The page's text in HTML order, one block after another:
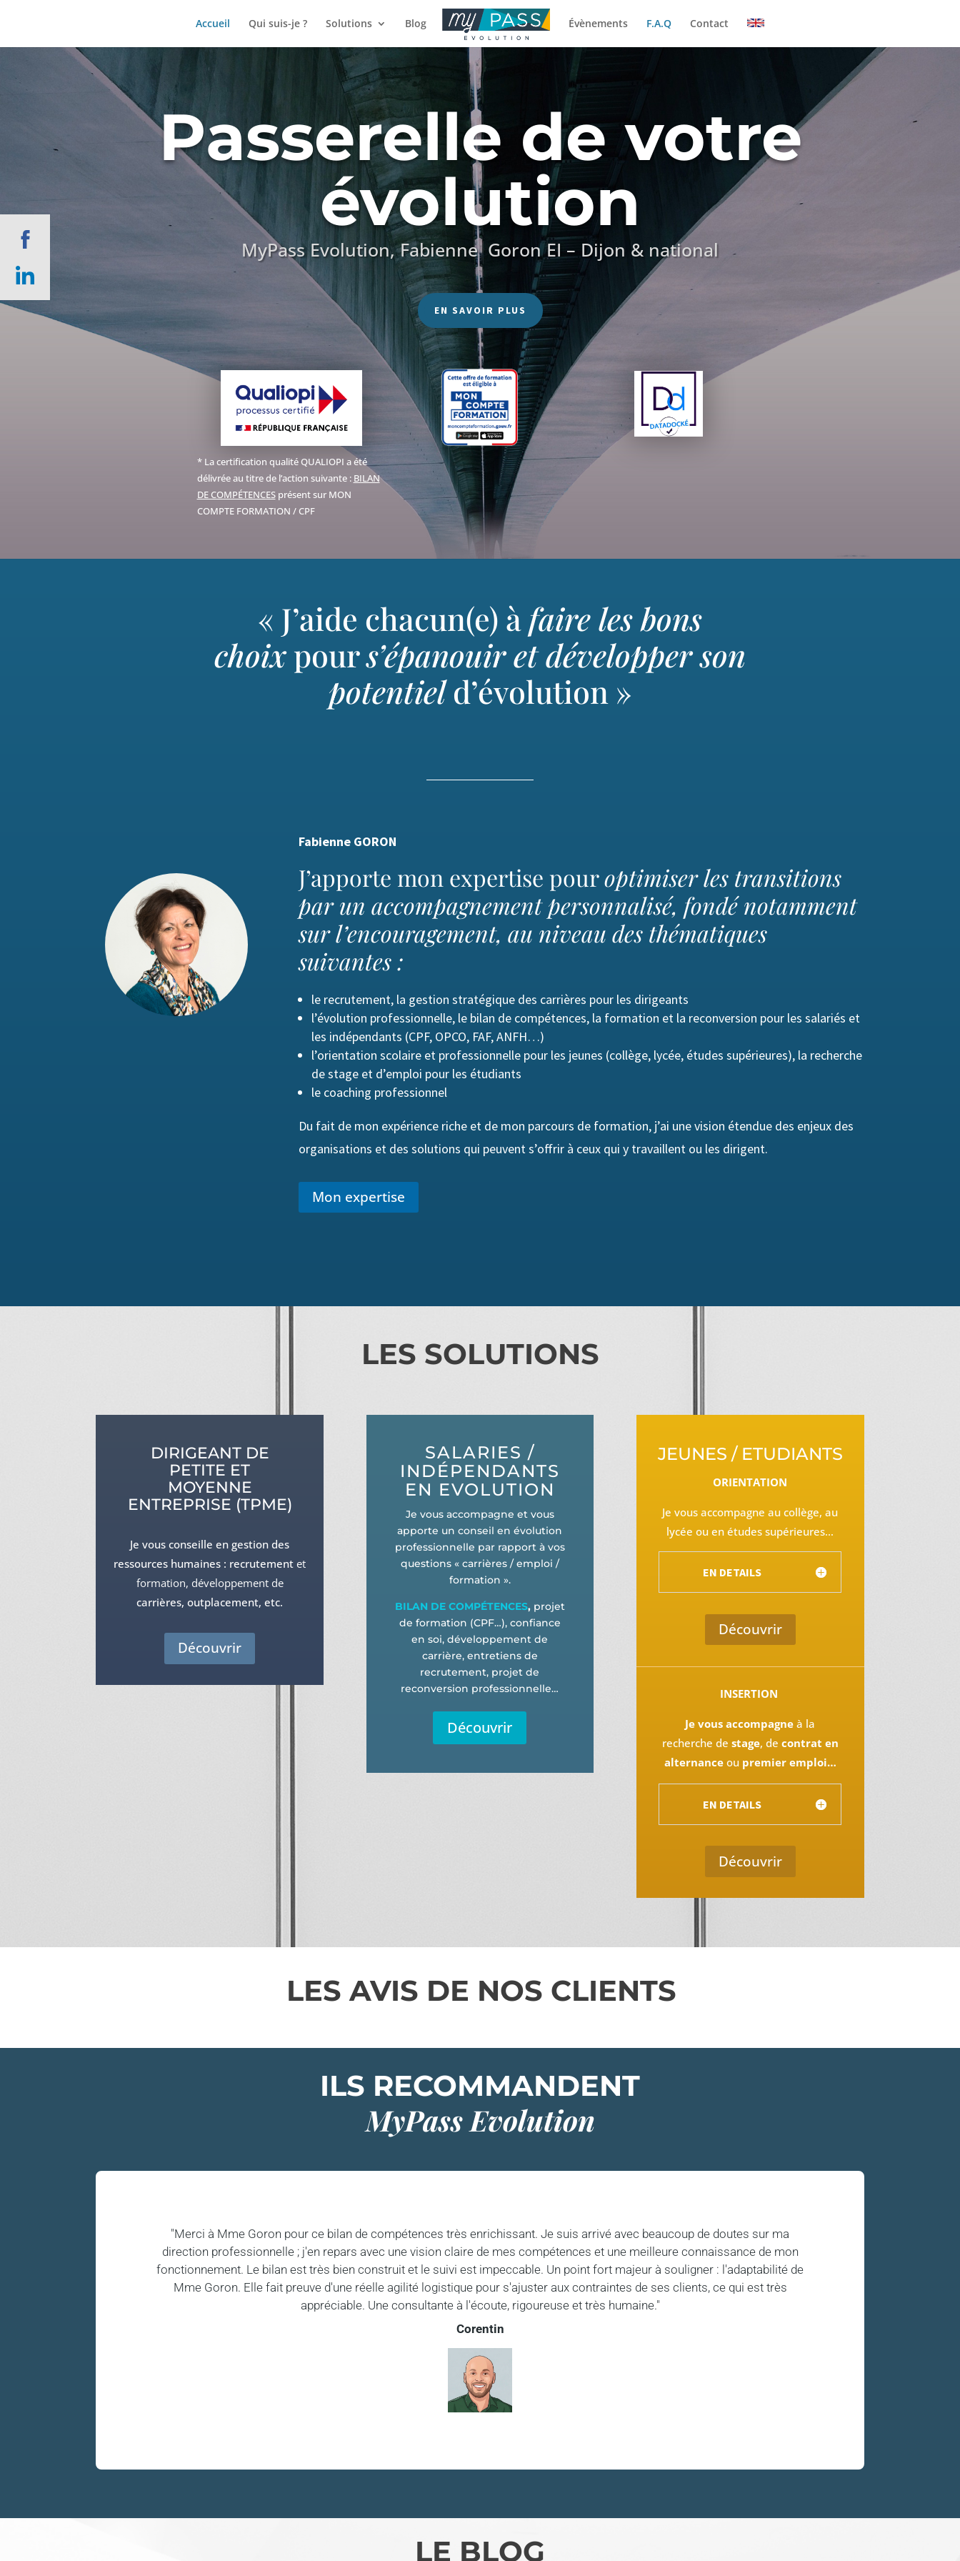
Accueil Qui suis-je ? Solutions Blog Évènements F.A.Q Contact
Passerelle de votre
évolution
MyPass Evolution, Fabienne Goron EI – Dijon & national
EN SAVOIR PLUS
* La certification qualité QUALIOPI a été
délivrée au titre de l’action suivante : BILAN
DE COMPÉTENCESprésent sur MON
COMPTE FORMATION / CPF
« J’aide chacun(e) à faire les bons
choixpours’épanouir et développer son
potentield’évolution »
Fabienne GORON
J’apporte mon expertise pouroptimiser les transitions
par un accompagnement personnalisé, fondé notamment
sur l’encouragement, au niveau des thématiques
suivantes :
le recrutement, la gestion stratégique des carrières pour les dirigeants
l’évolution professionnelle, le bilan de compétences, la formation et la reconversion pour les salariés et
les indépendants (CPF, OPCO, FAF, ANFH…)
l’orientation scolaire et professionnelle pour les jeunes (collège, lycée, études supérieures), la recherche
de stage et d’emploi pour les étudiants
le coaching professionnel
Du fait de mon expérience riche et de mon parcours de formation, j’ai une vision étendue des enjeux des
organisations et des solutions qui peuvent s’offrir à ceux qui y travaillent ou les dirigent.
Mon expertise
LES SOLUTIONS
DIRIGEANT DE
PETITE ET
MOYENNE
ENTREPRISE (TPME)
Je vous conseille en gestion des
ressources humaines : recrutementet
formation, développement de
carrières, outplacement, etc.
Découvrir
SALARIES /
INDÉPENDANTS
EN EVOLUTION
Je vous accompagne et vous
apporte un conseil en évolution
professionnelle par rapport à vos
questions « carrières / emploi /
formation ».
BILAN DE COMPÉTENCES, projet
de formation (CPF…), confiance
en soi, développement de
carrière, entretiens de
recrutement, projet de
reconversion professionnelle…
Découvrir
JEUNES / ETUDIANTS
ORIENTATION
Je vous accompagne au collège, au
lycée ou en études supérieures…
EN DETAILS
Découvrir
INSERTION
Je vous accompagneà la
recherche de stage, de contrat en
alternanceou premier emploi…
EN DETAILS
Découvrir
LES AVIS DE NOS CLIENTS
ILS RECOMMANDENT
MyPass Evolution
"Merci à Mme Goron pour ce bilan de compétences très enrichissant. Je suis arrivé avec beaucoup de doutes sur ma
direction professionnelle ; j'en repars avec une vision claire de mes compétences et une meilleure connaissance de mon
fonctionnement. Le bilan est très bien construit et le suivi est impeccable. Un point fort majeur à souligner : l'adaptabilité de
Mme Goron. Elle fait preuve d'une réelle agilité logistique pour s'ajuster aux contraintes de ses clients, ce qui est très
appréciable. Une consultante à l'écoute, rigoureuse et très humaine."
Corentin
LE BLOG
Share
on
Facebook
Share
on
LinkedIn